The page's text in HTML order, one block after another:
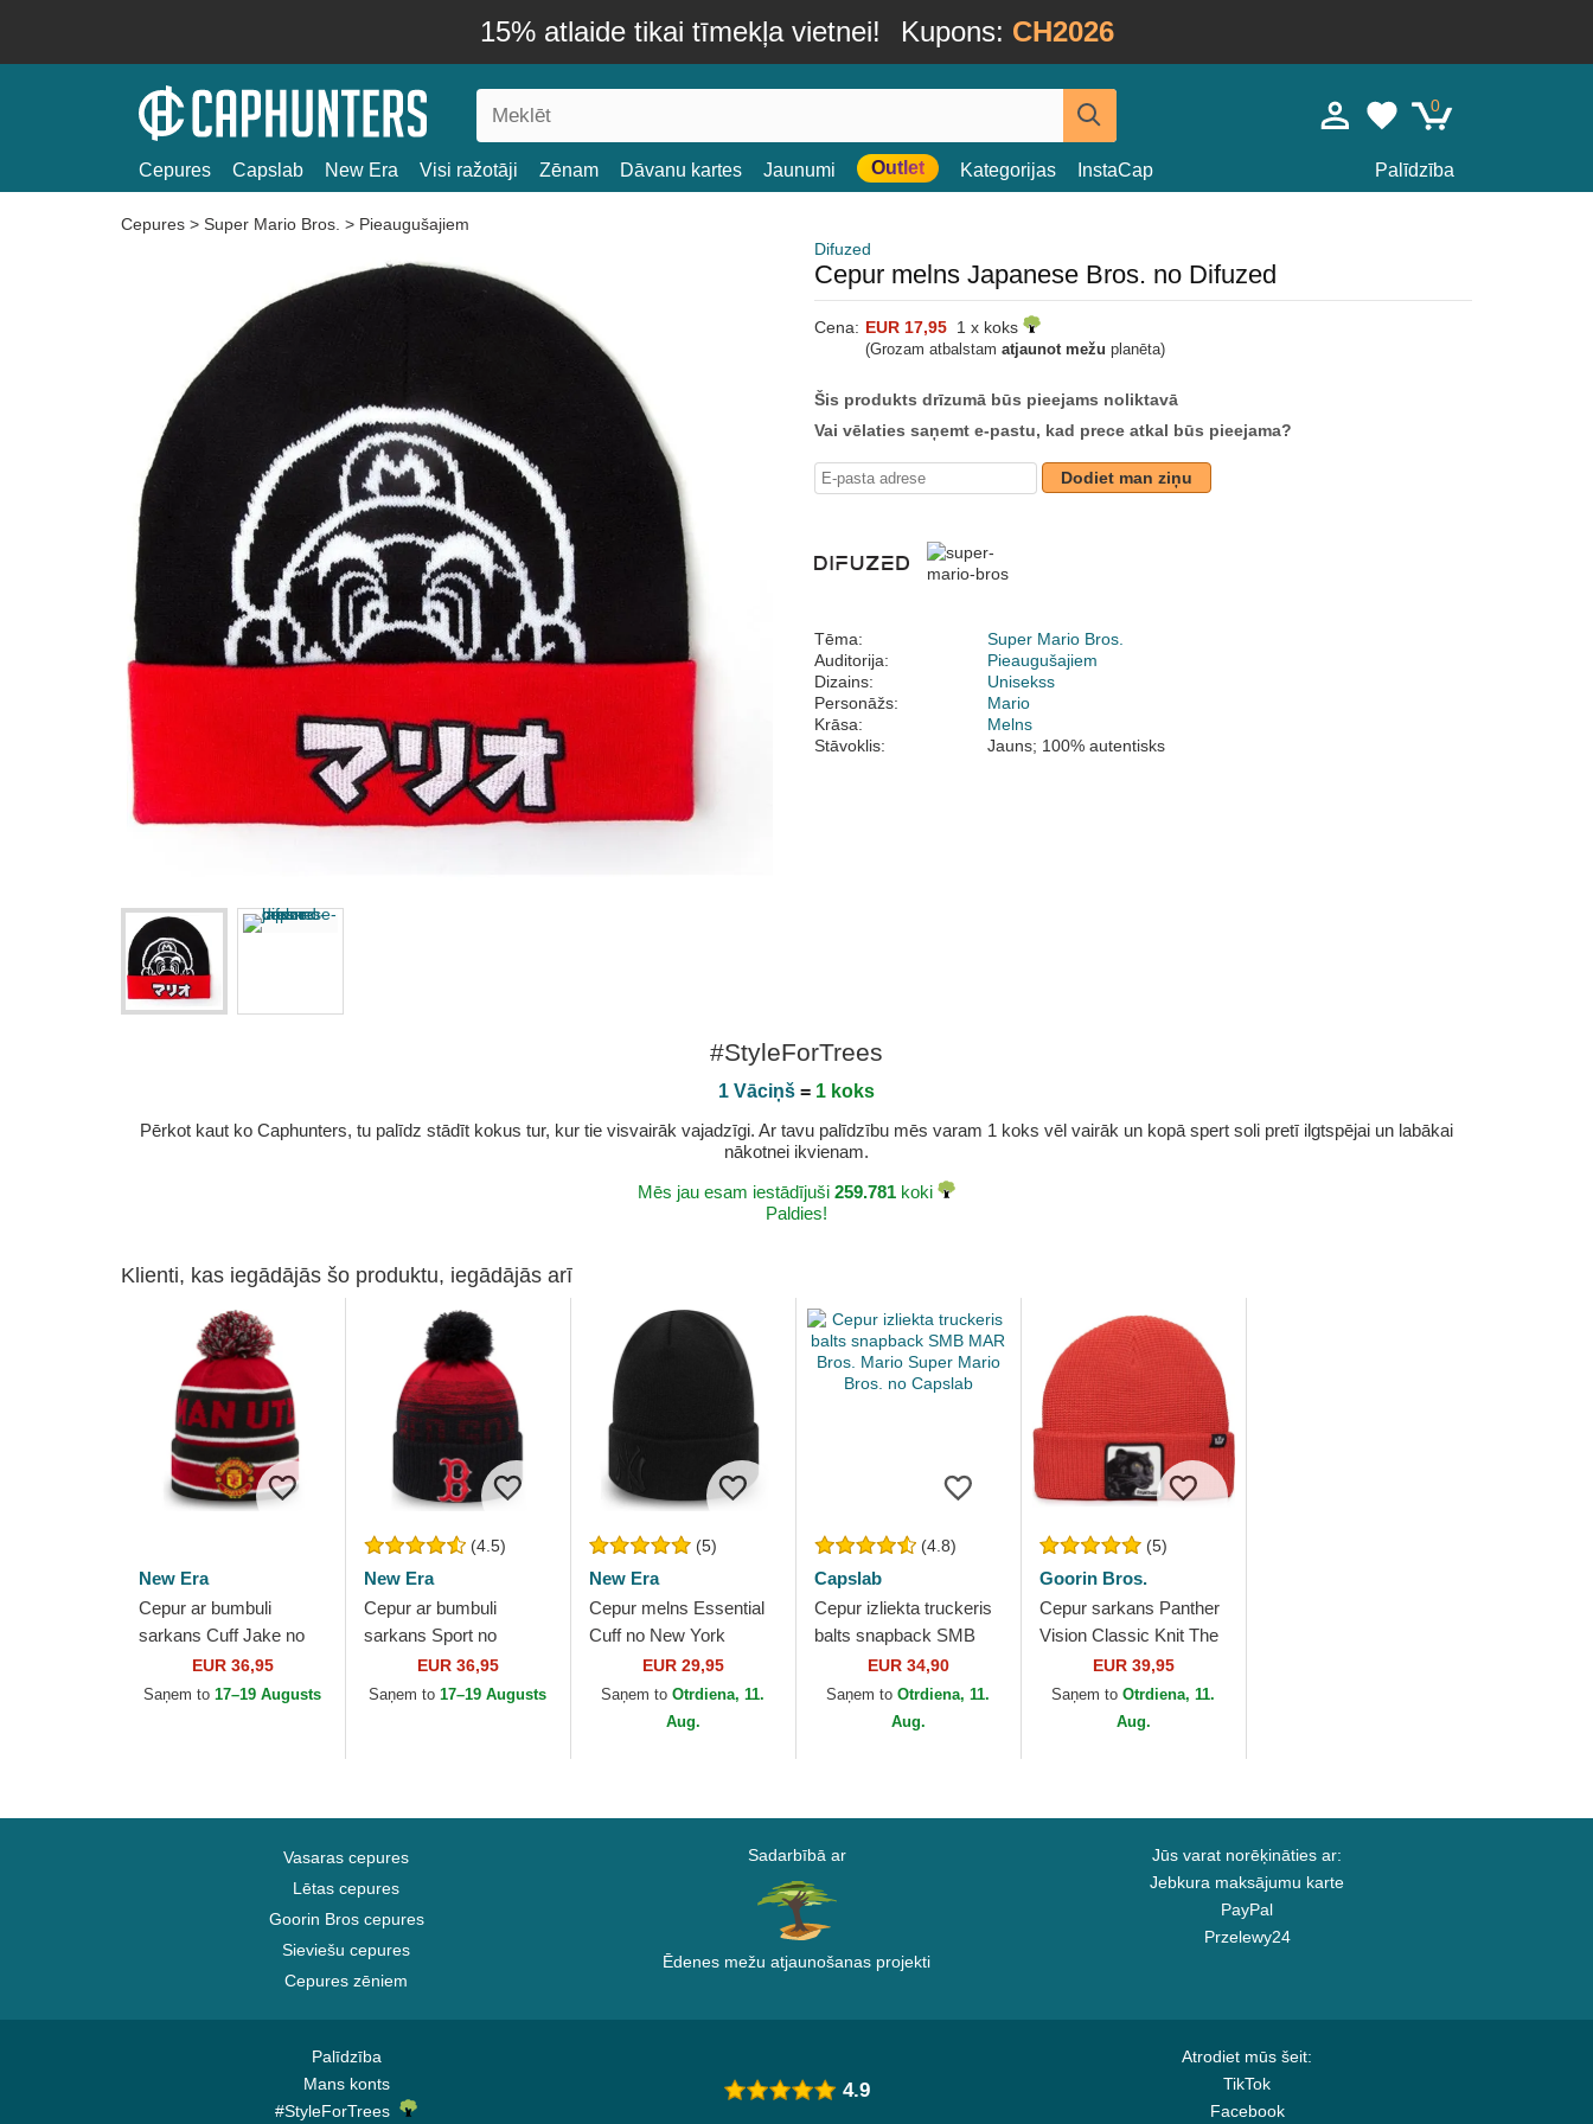
15% atlaide tikai tīmekļa vietnei! Kupons: CH2026
0
Cepures Capslab New Era Visi ražotāji Zēnam Dāvanu kartes Jaunumi Outlet Kategorijas InstaCap Palīdzība
Cepures > Super Mario Bros. > Pieaugušajiem
Difuzed
Cepur melns Japanese Bros. no Difuzed
Cena: EUR 17,95 1 x koks
(Grozam atbalstam atjaunot mežu planēta)
Šis produkts drīzumā būs pieejams noliktavā
Vai vēlaties saņemt e-pastu, kad prece atkal būs pieejama?
Dodiet man ziņu
Tēma:
Super Mario Bros.
Auditorija:
Pieaugušajiem
Dizains:
Unisekss
Personāžs:
Mario
Krāsa:
Melns
Stāvoklis:
Jauns; 100% autentisks
#StyleForTrees
1 Vāciņš = 1 koks
Pērkot kaut ko Caphunters, tu palīdz stādīt kokus tur, kur tie visvairāk vajadzīgi. Ar tavu palīdzību mēs varam 1 koks vēl vairāk un kopā spert soli pretī ilgtspējai un labākai
nākotnei ikvienam.
Mēs jau esam iestādījuši 259.781 koki
Paldies!
Klienti, kas iegādājās šo produktu, iegādājās arī
New Era
Cepur ar bumbuli
sarkans Cuff Jake no
Manchester United
Football Club Premier
EUR 36,95
Saņem to17–19 Augusts
(4.5)
New Era
Cepur ar bumbuli
sarkans Sport no
Boston Red Sox MLB
no New Era
EUR 36,95
Saņem to17–19 Augusts
(5)
New Era
Cepur melns Essential
Cuff no New York
Yankees MLB no New
Era
EUR 29,95
Saņem toOtrdiena, 11.
Aug.
(4.8)
Capslab
Cepur izliekta truckeris
balts snapback SMB
MAR Bros. Mario Super
Mario Bros. no Capslab
EUR 34,90
Saņem toOtrdiena, 11.
Aug.
(5)
Goorin Bros.
Cepur sarkans Panther
Vision Classic Knit The
Farm no Goorin Bros.
EUR 39,95
Saņem toOtrdiena, 11.
Aug.
Vasaras cepures
Lētas cepures
Goorin Bros cepures
Sieviešu cepures
Cepures zēniem
Sadarbībā ar
Ēdenes mežu atjaunošanas projekti
Jūs varat norēķināties ar:
Jebkura maksājumu karte
PayPal
Przelewy24
Palīdzība
Mans konts
#StyleForTrees
Atrodiet mūs šeit:
TikTok
Facebook
4.9